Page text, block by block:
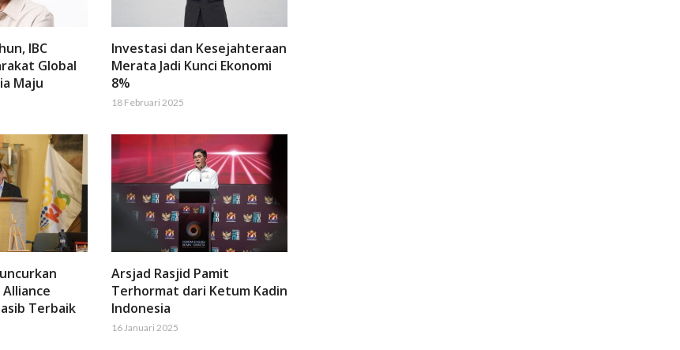
IBC
Global
Maju
Investasi dan Kesejahteraan
Merata Jadi Kunci Ekonomi
8%
18 Februari 2025
Terbaik
Arsjad Rasjid Pamit
Terhormat dari Ketum Kadin
Indonesia
16 Januari 2025